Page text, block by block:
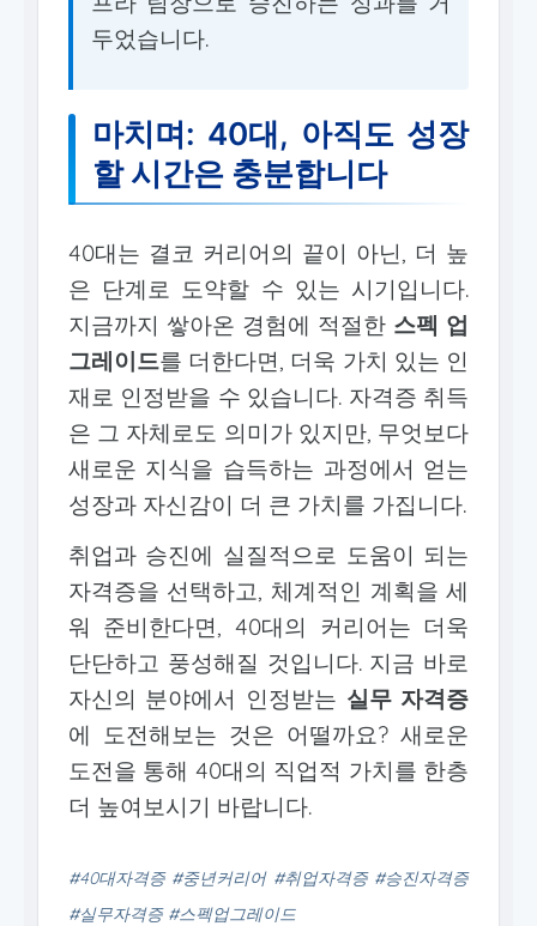
두었습니다.
마치며: 40대, 아직도 성장
할 시간은 충분합니다
40대는 결코 커리어의 끝이 아닌, 더 높
은 단계로 도약할 수 있는 시기입니다.
지금까지 쌓아온 경험에 적절한 스펙 업
그레이드를 더한다면, 더욱 가치 있는 인
재로 인정받을 수 있습니다. 자격증 취득
은 그 자체로도 의미가 있지만, 무엇보다
새로운 지식을 습득하는 과정에서 얻는
성장과 자신감이 더 큰 가치를 가집니다.
취업과 승진에 실질적으로 도움이 되는
자격증을 선택하고, 체계적인 계획을 세
워 준비한다면, 40대의 커리어는 더욱
단단하고 풍성해질 것입니다. 지금 바로
자신의 분야에서 인정받는 실무 자격증
에 도전해보는 것은 어떨까요? 새로운
도전을 통해 40대의 직업적 가치를 한층
더 높여보시기 바랍니다.
#40대자격증 #중년커리어 #취업자격증 #승진자격증
#실무자격증 #스펙업그레이드